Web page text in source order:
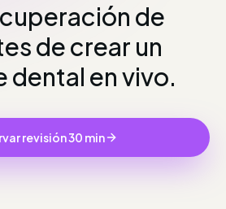
de
de crear un
en vivo.
revisión 30 min